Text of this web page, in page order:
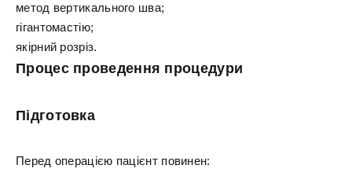
метод вертикального шва;
гігантомастію;
якірний розріз.
Процес проведення процедури
Підготовка
Перед операцією пацієнт повинен: